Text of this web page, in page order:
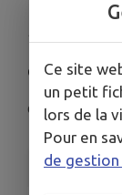
avec
Collobrières
Ce site
un petit
lors de la
Pour en
de